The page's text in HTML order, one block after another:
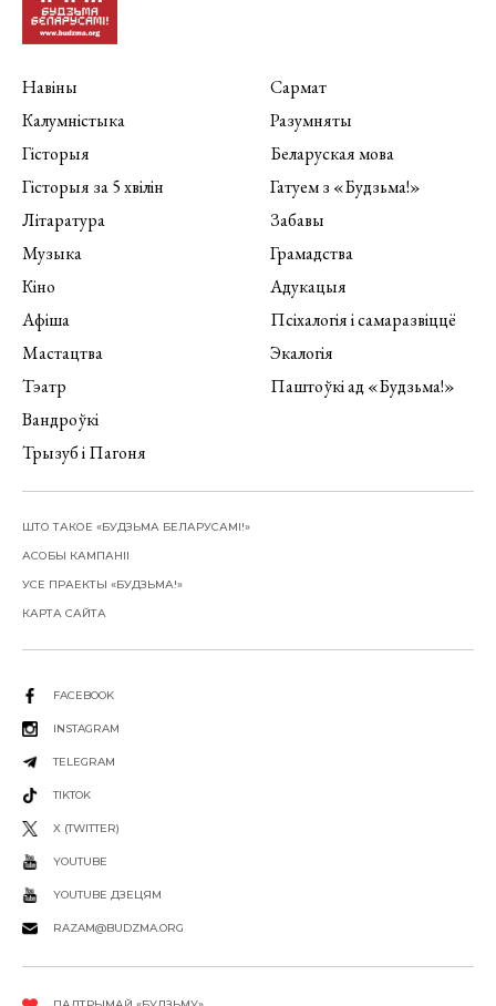
Навіны
Калумністыка
Гісторыя
Гісторыя за 5 хвілін
Літаратура
Музыка
Кіно
Афіша
Мастацтва
Тэатр
Вандроўкі
Трызуб і Пагоня
Сармат
Разумняты
Беларуская мова
Гатуем з «Будзьма!»
Забавы
Грамадства
Адукацыя
Псіхалогія і самаразвіццё
Экалогія
Паштоўкі ад «Будзьма!»
ШТО ТАКОЕ «БУДЗЬМА БЕЛАРУСАМІ!»
АСОБЫ КАМПАНІІ
УСЕ ПРАЕКТЫ «БУДЗЬМА!»
КАРТА САЙТА
FACEBOOK
INSTAGRAM
TELEGRAM
TIKTOK
X (TWITTER)
YOUTUBE
YOUTUBE ДЗЕЦЯМ
RAZAM@BUDZMA.ORG